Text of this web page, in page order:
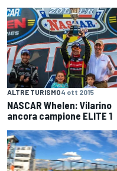
ALTRE TURISMO4 ott 2015
NASCAR Whelen: Vilarino
ancora campione ELITE 1